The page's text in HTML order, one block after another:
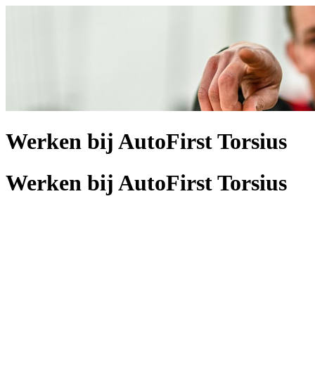
Werken bij AutoFirst Torsius
Werken bij AutoFirst Torsius